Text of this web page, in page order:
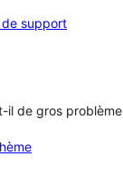
de support
il de gros